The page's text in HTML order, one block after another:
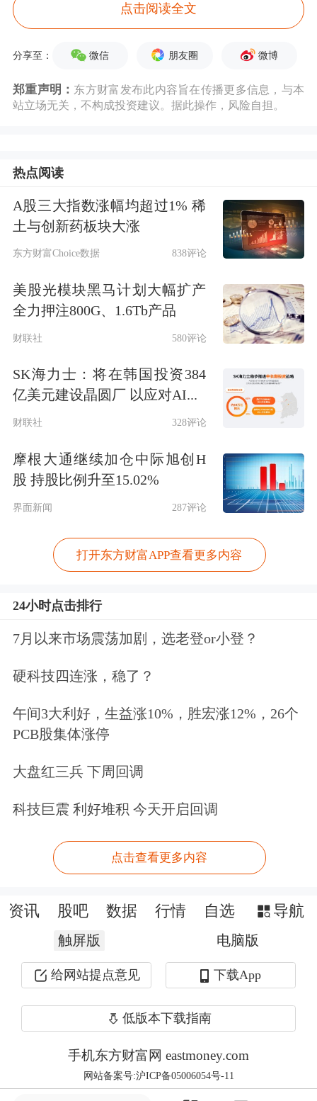
上涨阶段。
金价大涨，再创历史新高
最近几天，金价持续走强，周四，现货
黄金大涨3%，报3175美元/盎司，创出
历史新高；COMEX黄金期货大涨3.73%
报3194美元/盎司；周五早盘，现货黄
金突破3200美元/盎司，继续刷新历史
新高，日内涨幅超过1%；COMEX黄金
司，也创出历史新高。
本周，随着对全球经济衰退的担忧席卷
华尔街，美国总统特朗普在关税议程上
反复无常的举动，引发了对美国股票、
数十个贸易伙伴征收更高关税后，风险
和不确定性仍然存在。白宫经济委员会
主任凯文·哈塞特表示，美国在与经济
伙伴的讨论中“进展顺利”，但人们越来
越怀疑贸易谈判能否及时结束。
今年以来，金价累计上涨超过21%，所
谓“对等关税”是主要推动因素之一，同
时也得益于对美联储更多货币宽松和央
美国潜在通胀大幅降温，交易员目前预
计今年剩余时间美联储将降息三次，有
可能降息四次。较低的利率通常对黄金
有利。
瑞银全球财富管理大宗商品及亚太区货
币主管Dominic Schnider称： “我们仍然
点击阅读全文
分享至： 微信 朋友圈 微博
郑重声明： 东方财富发布此内容旨在传播更多信息，与本
站立场无关，不构成投资建议。据此操作，风险自担。
热点阅读
A股三大指数涨幅均超过1% 稀
土与创新药板块大涨
东方财富Choice数据 838评论
美股光模块黑马计划大幅扩产
全力押注800G、1.6Tb产品
财联社 580评论
SK海力士：将在韩国投资384
亿美元建设晶圆厂 以应对AI...
财联社 328评论
摩根大通继续加仓中际旭创H
股 持股比例升至15.02%
界面新闻 287评论
打开东方财富APP查看更多内容
24小时点击排行
7月以来市场震荡加剧，选老登or小登？
硬科技四连涨，稳了？
午间3大利好，生益涨10%，胜宏涨12%，26个
PCB股集体涨停
大盘红三兵 下周回调
科技巨震 利好堆积 今天开启回调
点击查看更多内容
资讯 股吧 数据 行情 自选 导航
触屏版 电脑版
给网站提点意见 下载App
低版本下载指南
手机东方财富网 eastmoney.com
网站备案号:沪ICP备05006054号-11